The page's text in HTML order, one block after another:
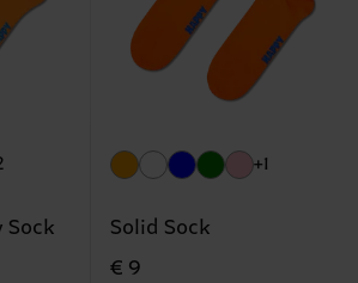
Sock
+1
Solid Sock
€ 9